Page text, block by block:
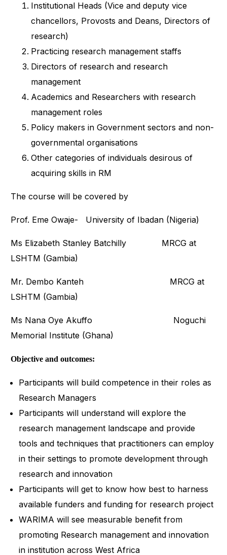
Institutional Heads (Vice and deputy vice
chancellors, Provosts and Deans, Directors of
research)
Practicing research management staffs
Directors of research and research
management
Academics and Researchers with research
management roles
Policy makers in Government sectors and non-
governmental organisations
Other categories of individuals desirous of
acquiring skills in RM
The course will be covered by
Prof. Eme Owaje- University of Ibadan (Nigeria)
Ms Elizabeth Stanley Batchilly MRCG at
LSHTM (Gambia)
Mr. Dembo Kanteh MRCG at
LSHTM (Gambia)
Ms Nana Oye Akuffo Noguchi
Memorial Institute (Ghana)
Objective and outcomes:
Participants will build competence in their roles as
Research Managers
Participants will understand will explore the
research management landscape and provide
tools and techniques that practitioners can employ
in their settings to promote development through
research and innovation
Participants will get to know how best to harness
available funders and funding for research project
WARIMA will see measurable benefit from
promoting Research management and innovation
in institution across West Africa